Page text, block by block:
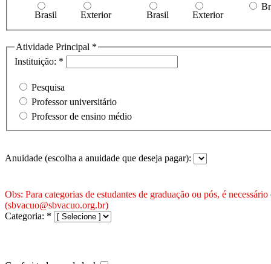
Brasil Exterior Brasil Exterior
Atividade Principal *
Instituição: *
Pesquisa
Professor universitário
Professor de ensino médio
Anuidade (escolha a anuidade que deseja pagar):
Obs: Para categorias de estudantes de graduação ou pós, é
(sbvacuo@sbvacuo.org.br)
Categoria: *